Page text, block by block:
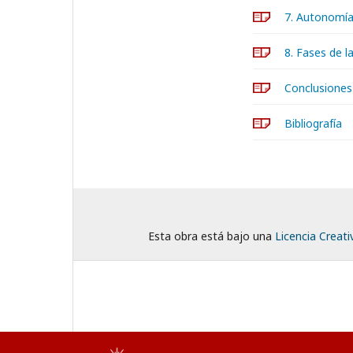
7.
8. Fases de
Bibliografía
Esta obra está bajo una Licencia